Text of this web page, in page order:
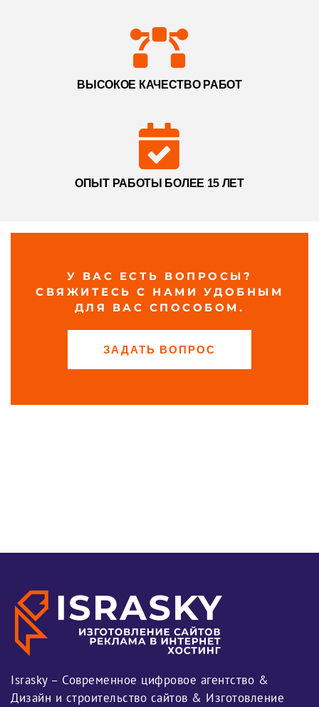
ВЫСОКОЕ КАЧЕСТВО РАБОТ
ОПЫТ РАБОТЫ БОЛЕЕ 15 ЛЕТ
У ВАС ЕСТЬ ВОПРОСЫ?
СВЯЖИТЕСЬ С НАМИ УДОБНЫМ
ДЛЯ ВАС СПОСОБОМ.
ЗАДАТЬ ВОПРОС
Israsky – Современное цифровое агентство &
Дизайн и строительство сайтов & Изготовление